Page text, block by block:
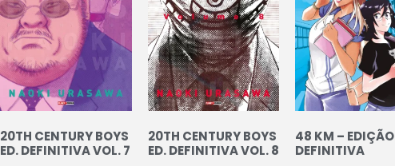
20TH CENTURY BOYS
ED. DEFINITIVA VOL. 7
20TH CENTURY BOYS
ED. DEFINITIVA VOL. 8
48 KM – EDIÇÃO
DEFINITIVA